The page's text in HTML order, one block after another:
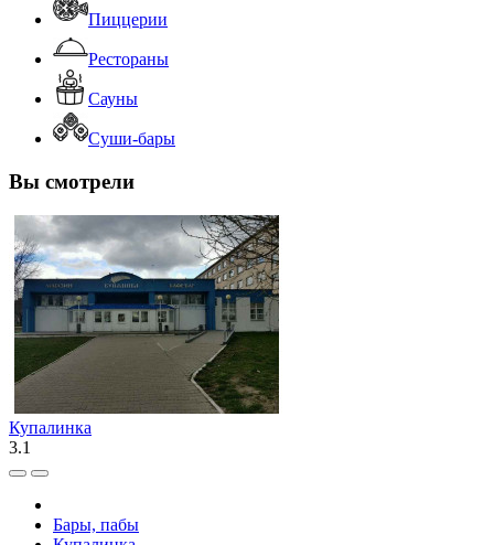
Пиццерии
Рестораны
Сауны
Суши-бары
Вы смотрели
Купалинка
3.1
Бары, пабы